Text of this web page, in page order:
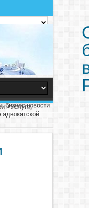
бизнес новости
»Услуги,
адвокатской